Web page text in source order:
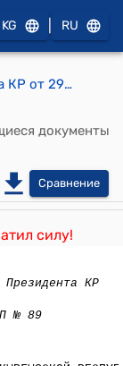
KG RU
Распоряжение Правительства КР от 29 июня 1999 года РП N 220 (Решить организационные вопросы, связанные с проведением очередного общего собрания акционеров Государственной акционерной корпорации "Кыргызтамекиси")
документы
Сравнение
силу!